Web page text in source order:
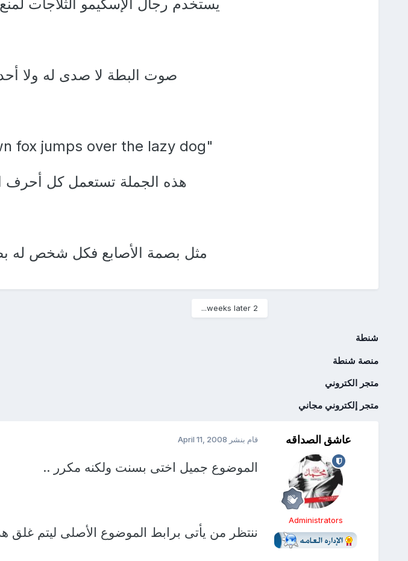
يستخدم رجال الإسكيمو الثلاجات
صوت البطة لا صدى له ولا أحد
"The quick brown fox jumps over the lazy dog."
هذه الجملة تستعمل كل أحرف
مثل بصمة الأصابع فكل شخص له
2 weeks later...
شنطة
منصة شنطة
متجر الكتروني
متجر إلكتروني مجاني
عاشق الصداقه
Administrators
قام بنشر April 11, 2008
الموضوع جميل اختى بسنت ولكنه مكرر ..
ننتظر من يأتى برابط الموضوع الأصلى ليتم غلق